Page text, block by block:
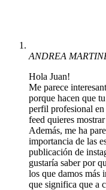
ANDREA
Hola Juan!
Me parece
porque hacen que
perfil profesional en
feed quieres
Además, me ha
importancia de las
publicación de
gustaría saber por
los que damos más
que significa que a